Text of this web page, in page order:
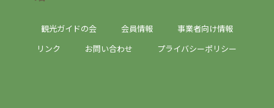
観光ガイドの会 会員情報 事業者向け情報
リンク お問い合わせ プライバシーポリシー